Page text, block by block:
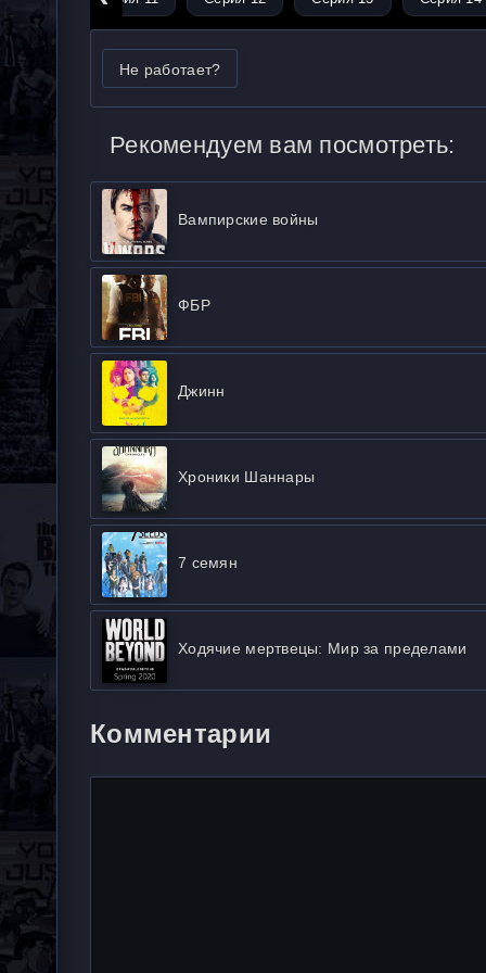
Не работает?
Рекомендуем вам посмотреть:
Вампирские войны
ФБР
Джинн
Хроники Шаннары
7 семян
Ходячие мертвецы: Мир за пределами
Комментарии